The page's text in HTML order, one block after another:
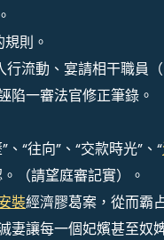
則。
流動、宴請相干職員
陷一審法官修正筆錄。
“往向”、“交款時光”、“
（請望庭審記實）。
裝經濟膠葛案，從而霸
妻讓每一個妃嬪甚至奴